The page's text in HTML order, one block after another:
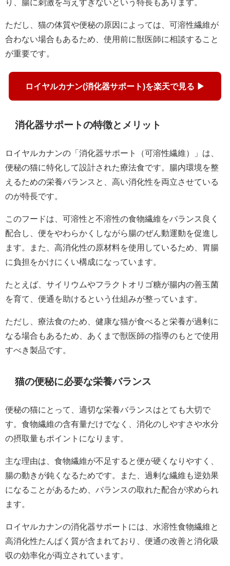
り、腸に刺激を与えすぎないという特長もあります。
ただし、猫の体質や便秘の原因によっては、可溶性繊維が
合わない場合もあるため、使用前に獣医師に相談すること
が重要です。
ロイヤルカナン(消化器サポート)を楽天で見る ▶
消化器サポートの特徴とメリット
ロイヤルカナンの「消化器サポート（可溶性繊維）」は、
便秘の猫に特化して設計された療法食です。腸内環境を整
えるための栄養バランスと、高い消化性を両立させている
のが特長です。
このフードは、可溶性と不溶性の食物繊維をバランス良く
配合し、便をやわらかくしながら腸のぜん動運動を促進し
ます。また、高消化性の原材料を使用しているため、胃腸
に負担をかけにくい構成になっています。
たとえば、サイリウムやフラクトオリゴ糖が腸内の善玉菌
を育て、便通を助けるという仕組みが整っています。
ただし、療法食のため、健康な猫が食べると栄養が過剰に
なる場合もあるため、あくまで獣医師の指導のもとで使用
すべき製品です。
猫の便秘に必要な栄養バランス
便秘の猫にとって、適切な栄養バランスはとても大切で
す。食物繊維の含有量だけでなく、消化のしやすさや水分
の摂取量もポイントになります。
主な理由は、食物繊維が不足すると便が硬くなりやすく、
腸の動きが鈍くなるためです。また、過剰な繊維も逆効果
になることがあるため、バランスの取れた配合が求められ
ます。
ロイヤルカナンの消化器サポートには、水溶性食物繊維と
高消化性たんぱく質が含まれており、便通の改善と消化吸
収の効率化が両立されています。